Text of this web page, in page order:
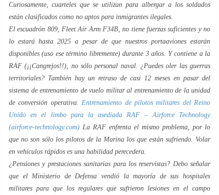
Curiosamente, cuarteles que se utilizan para albergar a los soldados
están clasificados como no aptos para inmigrantes ilegales.
El escuadrón 809, Fleet Air Arm F34B, no tiene fuerzas suficientes y no
lo estará hasta 2025 a pesar de que nuestros portaaviones estarán
disponibles (uso ese término libremente) durante 3 años. Y contiene a la
RAF (¡¡Cangrejos!!), no sólo personal naval. ¿Puedes oler las guerras
territoriales? También hay un retraso de casi 12 meses en pasar del
sistema de entrenamiento de vuelo militar al entrenamiento de la unidad
de conversión operativa. Entrenamiento de pilotos militares del Reino
Unido en el limbo para la asediada RAF – Airforce Technology
(airforce-technology.com) La RAF enfrenta el mismo problema, por lo
que no son sólo los pilotos de la Marina los que están sufriendo. Volar
en vehículos rápidos es una habilidad perecedera.
¿Pensiones y prestaciones sanitarias para los reservistas? Debo señalar
que el Ministerio de Defensa vendió la mayoría de sus hospitales
militares para que los regulares que sufrieron lesiones en el campo